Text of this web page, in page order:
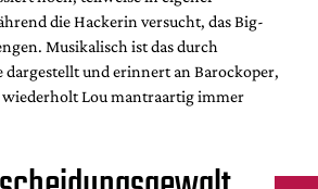
die Hackerin versucht, das Big-
Musikalisch ist das durch
und erinnert an Barockoper,
wiederholt Lou mantraartig immer